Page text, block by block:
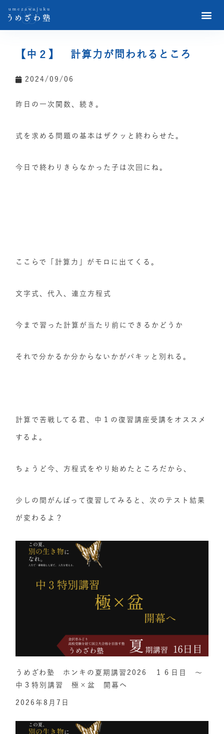
【中２】 計算力が問われるところ
2024/09/06
昨日の一次関数、続き。
式を求める問題の基本はザクッと終わらせた。
今日で終わりきらなかった子は次回にね。
ここらで「計算力」がモロに出てくる。
文字式、代入、連立方程式
今まで習った計算が当たり前にできるかどうか
それで分かるか分からないかがパキッと別れる。
計算で苦戦してる君、中１の復習講座受講をオススメ
するよ。
ちょうど今、方程式をやり始めたところだから、
少しの間がんばって復習してみると、次のテスト結果
が変わるよ？
うめざわ塾 ホンキの夏期講習2026 １６日目 ～
中３特別講習 極×盆 開幕へ
2026年8月7日